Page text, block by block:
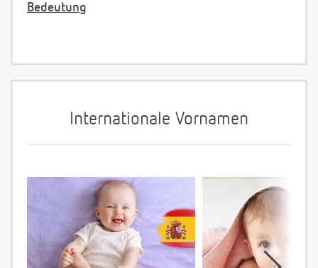
Bedeutung
Internationale Vornamen